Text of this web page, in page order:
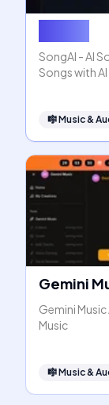
SongAI - AI
Songs with AI
🎼Music &
Gemini
Gemini
Music
🎼Music &